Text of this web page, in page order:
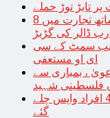
تابڑ توڑ حملے
پاکستان کی چین سمیت مختلف ممالک کیساتھ تجارت میں 8
ارب ڈالر کی گڑبڑ
ویب سمٹ کے سی
ای او مستعفی
، بمباری سے
فلسطینی شہید
افغان شہریوں کی وطن واپسی،مزید 4239 افراد واپس چلے
گئے